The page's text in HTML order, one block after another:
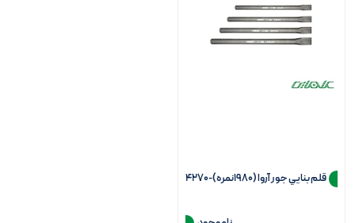
قلم بنايي جور آروا (1980نمره)-4270